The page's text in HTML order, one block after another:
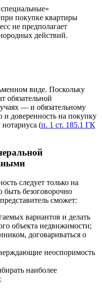
покупке квартиры
не предполагает
действий.
виде. Поскольку
обязательной
— и обязательному
и доверенность на покупку
(п. 1 ст. 185.1 ГК
следует только на
быть безоговорочно
сможет:
вариантов и делать
объекта недвижимости;
договариваться о
неоспоримость
наиболее